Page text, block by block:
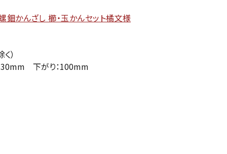
かんざし 櫛・玉かんセット橘文様
）
下がり：100mm